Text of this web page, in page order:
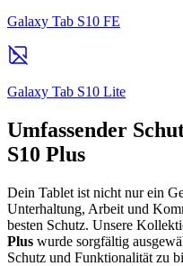
Galaxy Tab S10 FE
Galaxy Tab S10 Lite
Umfassender
S10 Plus
Dein Tablet ist nicht nur ein
Unterhaltung, Arbeit und
besten Schutz. Unsere
Plus wurde sorgfältig
Schutz und Funktionalität zu